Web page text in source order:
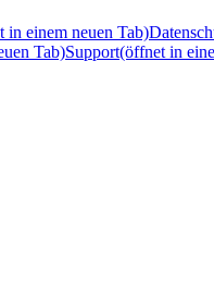
in einem neuen Tab)
Tab)Support(öffnet in